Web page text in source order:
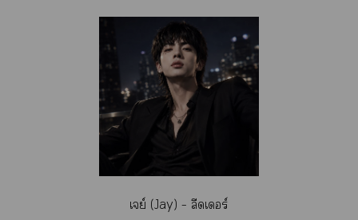
เย์ (Jay) – ลีดเดอร์